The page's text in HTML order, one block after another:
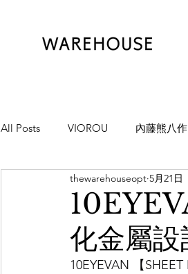
All Posts VIOROU 內藤熊八作
NATIVE SONS
YUICHI TOYAMA
化金屬
thewarehouseopt 5月21日
10EYEVAN 【